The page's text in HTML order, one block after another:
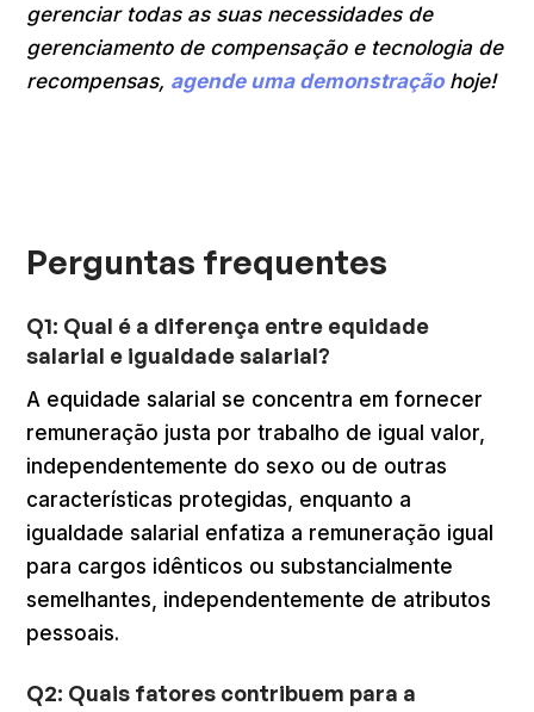
gerenciar todas as suas necessidades de
gerenciamento de compensação e tecnologia de
recompensas, agende uma demonstraçãohoje!
Perguntas frequentes
Q1: Qual é a diferença entre equidade
salarial e igualdade salarial?
A equidade salarial se concentra em fornecer
remuneração justa por trabalho de igual valor,
independentemente do sexo ou de outras
características protegidas, enquanto a
igualdade salarial enfatiza a remuneração igual
para cargos idênticos ou substancialmente
semelhantes, independentemente de atributos
pessoais.
Q2: Quais fatores contribuem para a